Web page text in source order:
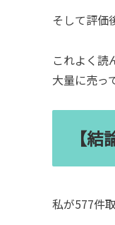
そして評価
これよく読
大量に売っ
【
私が577件